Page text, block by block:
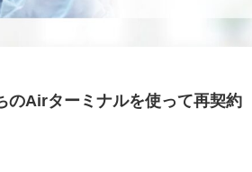
のAirターミナルを使って再契約